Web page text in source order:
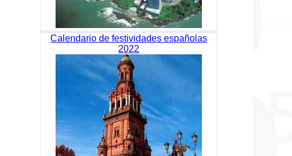
Calendario de festividades españolas
2022